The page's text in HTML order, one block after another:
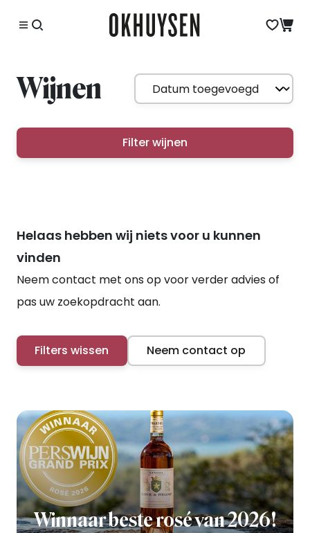
Wijnen
Filter wijnen
Helaas hebben wij niets voor u kunnen
vinden
Neem contact met ons op voor verder advies of
pas uw zoekopdracht aan.
Filters wissen Neem contact op
Winnaar beste rosé van 2026!